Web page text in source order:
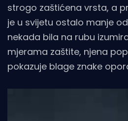
strogo zaštićena vrsta, a
je u svijetu ostalo manje
nekada bila na rubu
mjerama zaštite, njena
pokazuje blage znake